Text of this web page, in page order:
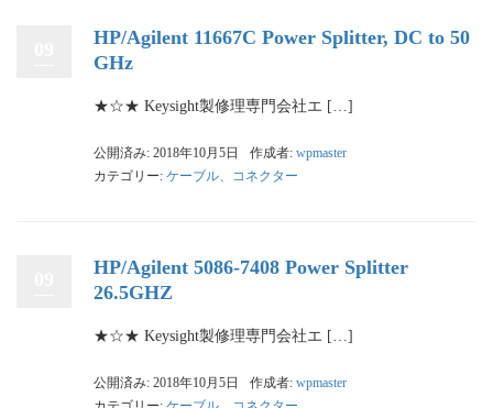
HP/Agilent 11667C Power Splitter, DC to 50
GHz
★☆★ Keysight製修理専門会社エ […]
公開済み: 2018年10月5日 作成者: wpmaster
カテゴリー: ケーブル、コネクター
HP/Agilent 5086-7408 Power Splitter
26.5GHZ
★☆★ Keysight製修理専門会社エ […]
公開済み: 2018年10月5日 作成者: wpmaster